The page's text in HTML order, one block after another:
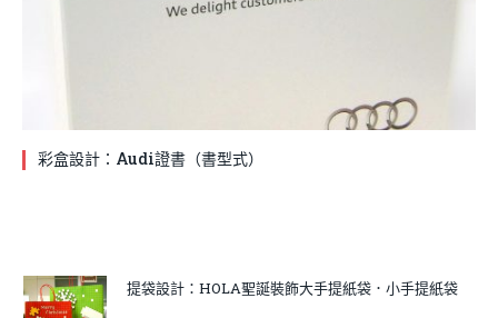
彩盒設計：Audi證書（書型式）
提袋設計：HOLA聖誕裝飾大手提紙袋．小手提紙袋